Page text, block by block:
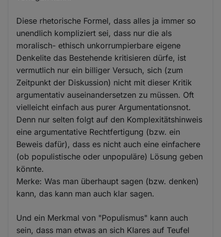
Diese rhetorische Formel, dass alles ja immer so
unendlich kompliziert sei, dass nur die als
moralisch- ethisch unkorrumpierbare eigene
Denkelite das Bestehende kritisieren dürfe, ist
vermutlich nur ein billiger Versuch, sich (zum
Zeitpunkt der Diskussion) nicht mit dieser Kritik
argumentativ auseinandersetzen zu müssen. Oft
vielleicht einfach aus purer Argumentationsnot.
Denn nur selten folgt auf den Komplexitätshinweis
eine argumentative Rechtfertigung (bzw. ein
Beweis dafür), dass es nicht auch eine einfachere
(ob populistische oder unpopuläre) Lösung geben
könnte.
Merke: Was man überhaupt sagen (bzw. denken)
kann, das kann man auch klar sagen.
Und ein Merkmal von "Populismus" kann auch
sein, dass man etwas an sich Klares auf Teufel